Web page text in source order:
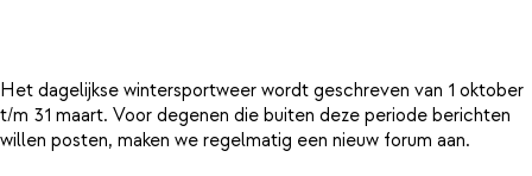
Het dagelijkse wintersportweer wordt geschreven van 1 oktober
t/m 31 maart. Voor degenen die buiten deze periode berichten
willen posten, maken we regelmatig een nieuw forum aan.